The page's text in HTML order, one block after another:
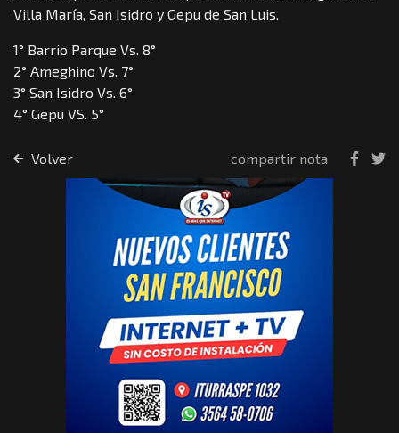
Villa María, San Isidro y Gepu de San Luis.
1° Barrio Parque Vs. 8°
2° Ameghino Vs. 7°
3° San Isidro Vs. 6°
4° Gepu VS. 5°
Volver compartir nota